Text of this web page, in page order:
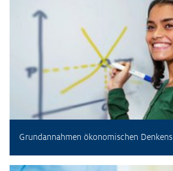
Grundannahmen ökonomischen Denkens